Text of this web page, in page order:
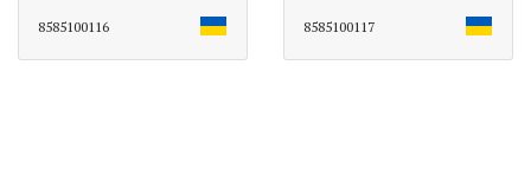
8585100116 8585100117